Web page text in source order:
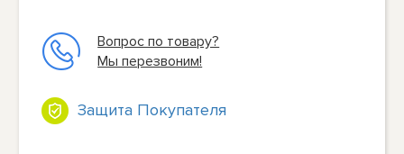
Вопрос по товару?
Мы перезвоним!
Защита Покупателя